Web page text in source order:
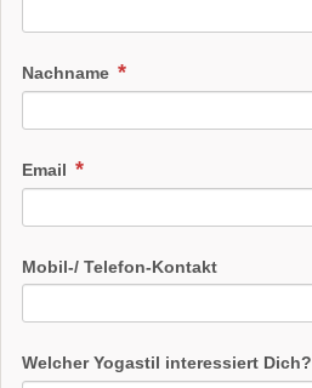
Nachname
Email
Mobil-/ Telefon-Kontakt
Welcher Yogastil interessiert Dich?